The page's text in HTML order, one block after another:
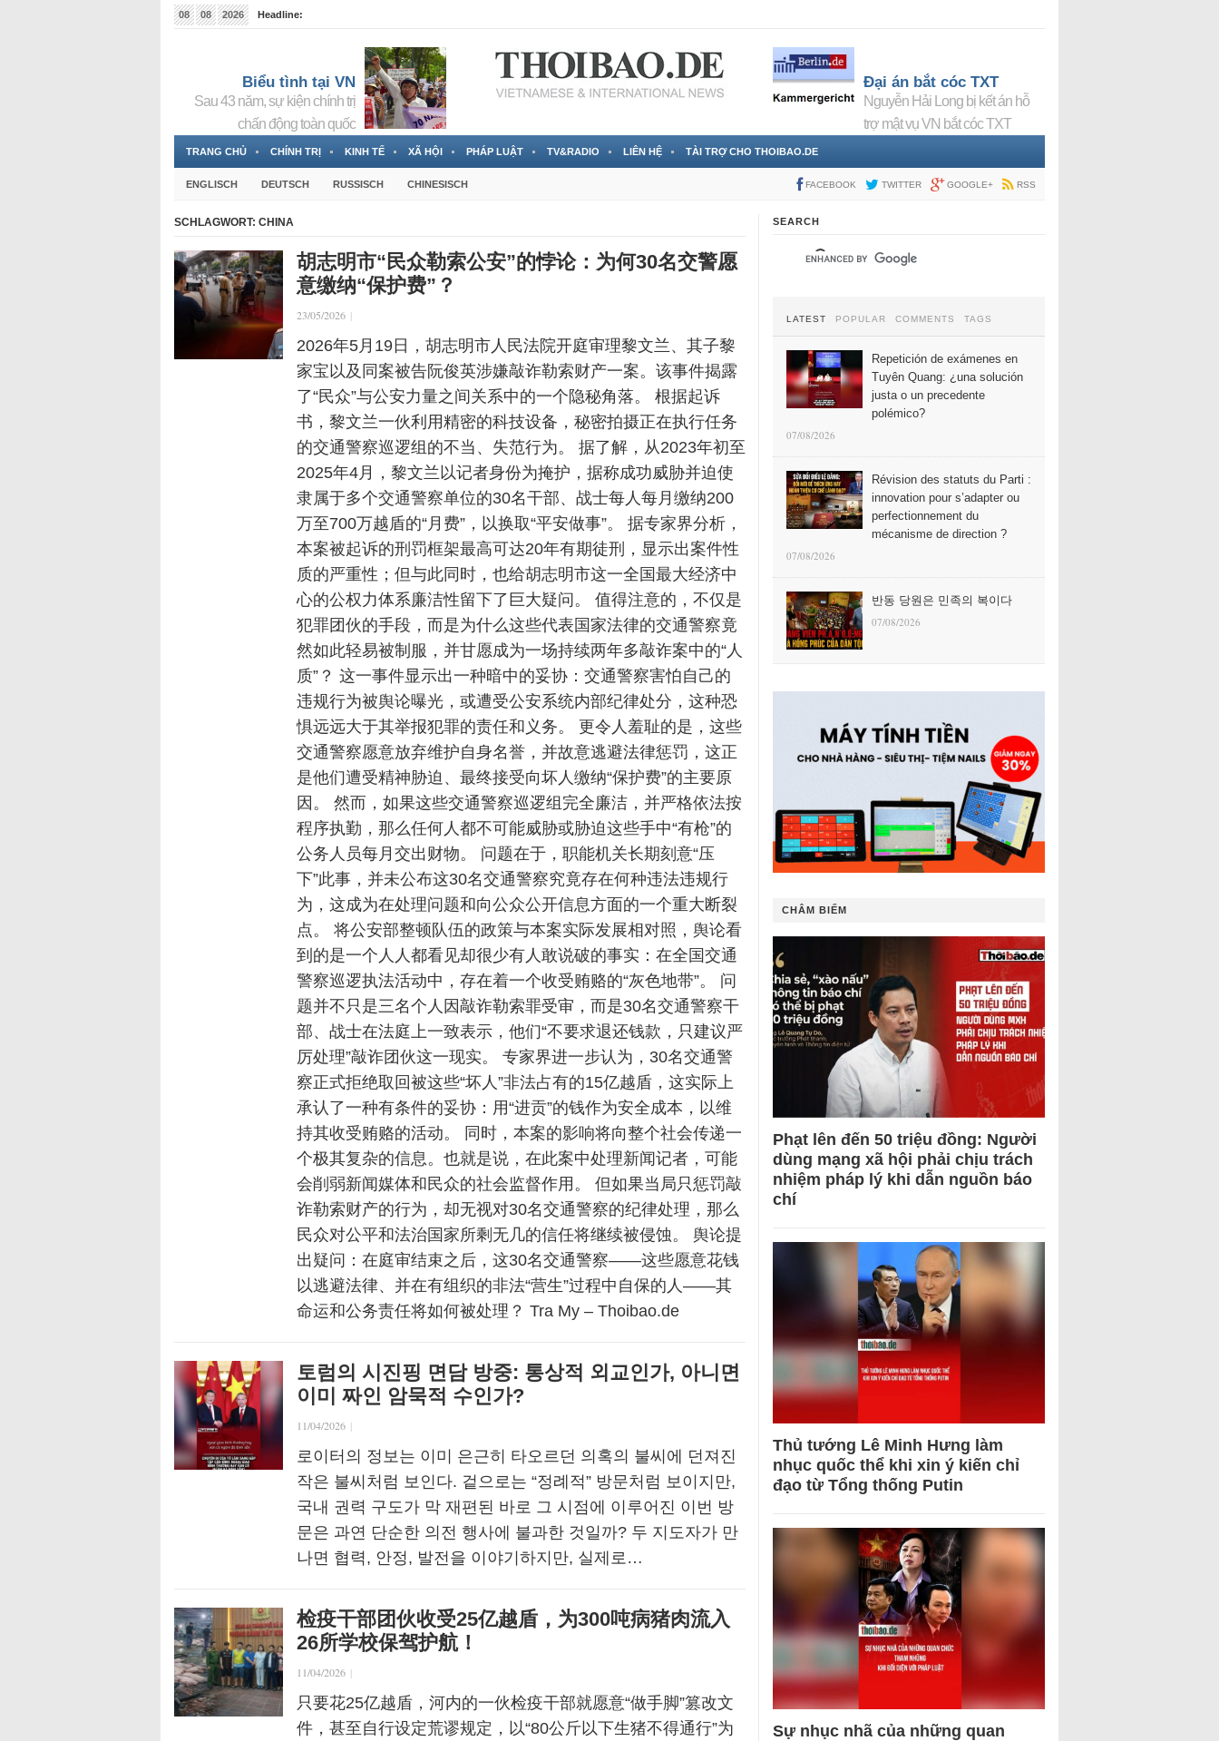
08 08 2026
Headline:
Biểu tình tại VN
Sau 43 năm, sự kiện chính trị
chấn động toàn quốc
Đại án bắt cóc TXT
Nguyễn Hải Long bị kết án hỗ
trợ mật vụ VN bắt cóc TXT
TRANG CHỦ CHÍNH TRỊ KINH TẾ XÃ HỘI PHÁP LUẬT TV&RADIO LIÊN HỆ TÀI TRỢ CHO THOIBAO.DE
ENGLISCH DEUTSCH RUSSISCH CHINESISCH FACEBOOK TWITTER GOOGLE+ RSS
SCHLAGWORT: CHINA
胡志明市“民众勒索公安”的悖论：为何30名交警愿
意缴纳“保护费”？
23/05/2026 |
2026年5月19日，胡志明市人民法院开庭审理黎文兰、其子黎
家宝以及同案被告阮俊英涉嫌敲诈勒索财产一案。该事件揭露
了“民众”与公安力量之间关系中的一个隐秘角落。 根据起诉
书，黎文兰一伙利用精密的科技设备，秘密拍摄正在执行任务
的交通警察巡逻组的不当、失范行为。 据了解，从2023年初至
2025年4月，黎文兰以记者身份为掩护，据称成功威胁并迫使
隶属于多个交通警察单位的30名干部、战士每人每月缴纳200
万至700万越盾的“月费”，以换取“平安做事”。 据专家界分析，
本案被起诉的刑罚框架最高可达20年有期徒刑，显示出案件性
质的严重性；但与此同时，也给胡志明市这一全国最大经济中
心的公权力体系廉洁性留下了巨大疑问。 值得注意的，不仅是
犯罪团伙的手段，而是为什么这些代表国家法律的交通警察竟
然如此轻易被制服，并甘愿成为一场持续两年多敲诈案中的“人
质”？ 这一事件显示出一种暗中的妥协：交通警察害怕自己的
违规行为被舆论曝光，或遭受公安系统内部纪律处分，这种恐
惧远远大于其举报犯罪的责任和义务。 更令人羞耻的是，这些
交通警察愿意放弃维护自身名誉，并故意逃避法律惩罚，这正
是他们遭受精神胁迫、最终接受向坏人缴纳“保护费”的主要原
因。 然而，如果这些交通警察巡逻组完全廉洁，并严格依法按
程序执勤，那么任何人都不可能威胁或胁迫这些手中“有枪”的
公务人员每月交出财物。 问题在于，职能机关长期刻意“压
下”此事，并未公布这30名交通警察究竟存在何种违法违规行
为，这成为在处理问题和向公众公开信息方面的一个重大断裂
点。 将公安部整顿队伍的政策与本案实际发展相对照，舆论看
到的是一个人人都看见却很少有人敢说破的事实：在全国交通
警察巡逻执法活动中，存在着一个收受贿赂的“灰色地带”。 问
题并不只是三名个人因敲诈勒索罪受审，而是30名交通警察干
部、战士在法庭上一致表示，他们“不要求退还钱款，只建议严
厉处理”敲诈团伙这一现实。 专家界进一步认为，30名交通警
察正式拒绝取回被这些“坏人”非法占有的15亿越盾，这实际上
承认了一种有条件的妥协：用“进贡”的钱作为安全成本，以维
持其收受贿赂的活动。 同时，本案的影响将向整个社会传递一
个极其复杂的信息。也就是说，在此案中处理新闻记者，可能
会削弱新闻媒体和民众的社会监督作用。 但如果当局只惩罚敲
诈勒索财产的行为，却无视对30名交通警察的纪律处理，那么
民众对公平和法治国家所剩无几的信任将继续被侵蚀。 舆论提
出疑问：在庭审结束之后，这30名交通警察——这些愿意花钱
以逃避法律、并在有组织的非法“营生”过程中自保的人——其
命运和公务责任将如何被处理？ Tra My – Thoibao.de
토럼의 시진핑 면담 방중: 통상적 외교인가, 아니면
이미 짜인 암묵적 수인가?
11/04/2026 |
로이터의 정보는 이미 은근히 타오르던 의혹의 불씨에 던져진
작은 불씨처럼 보인다. 겉으로는 “정례적” 방문처럼 보이지만,
국내 권력 구도가 막 재편된 바로 그 시점에 이루어진 이번 방
문은 과연 단순한 의전 행사에 불과한 것일까? 두 지도자가 만
나면 협력, 안정, 발전을 이야기하지만, 실제로…
检疫干部团伙收受25亿越盾，为300吨病猪肉流入
26所学校保驾护航！
11/04/2026 |
只要花25亿越盾，河内的一伙检疫干部就愿意“做手脚”篡改文
件，甚至自行设定荒谬规定，以“80公斤以下生猪不得通行”为
SEARCH
LATEST POPULAR COMMENTS TAGS
Repetición de exámenes en
Tuyên Quang: ¿una solución
justa o un precedente
polémico?
07/08/2026
Révision des statuts du Parti :
innovation pour s’adapter ou
perfectionnement du
mécanisme de direction ?
07/08/2026
반동 당원은 민족의 복이다
07/08/2026
CHÂM BIẾM
Phạt lên đến 50 triệu đồng: Người
dùng mạng xã hội phải chịu trách
nhiệm pháp lý khi dẫn nguồn báo
chí
Thủ tướng Lê Minh Hưng làm
nhục quốc thể khi xin ý kiến chỉ
đạo từ Tổng thống Putin
Sự nhục nhã của những quan